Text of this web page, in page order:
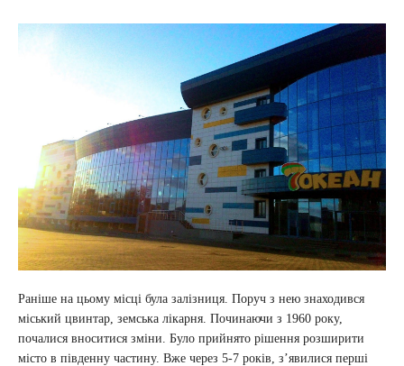
Раніше на цьому місці була залізниця. Поруч з нею знаходився
міський цвинтар, земська лікарня. Починаючи з 1960 року,
почалися вноситися зміни. Було прийнято рішення розширити
місто в південну частину. Вже через 5-7 років, з’явилися перші